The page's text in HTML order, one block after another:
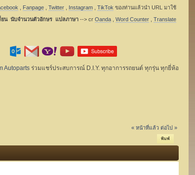
Fanpage, Twitter, Instagram, TikTok ของท่านแล้วนำ URL มาใช้
ยน นับจำนวนตัวอักษร แปลภาษา--> cr Oanda, Word Counter, Translate
Autopartsร่วมแชร์ประสบการณ์ D.I.Y. ทุกอาการรถยนต์ ทุกรุ่น ทุกยี่ห้อ
« หน้าที่แล้ว ต่อไป »
พิมพ์